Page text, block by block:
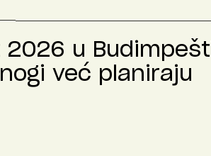
2026 u
već planiraju